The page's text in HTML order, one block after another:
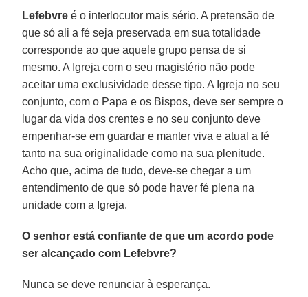
Lefebvre é o interlocutor mais sério. A pretensão de
que só ali a fé seja preservada em sua totalidade
corresponde ao que aquele grupo pensa de si
mesmo. A Igreja com o seu magistério não pode
aceitar uma exclusividade desse tipo. A Igreja no seu
conjunto, com o Papa e os Bispos, deve ser sempre o
lugar da vida dos crentes e no seu conjunto deve
empenhar-se em guardar e manter viva e atual a fé
tanto na sua originalidade como na sua plenitude.
Acho que, acima de tudo, deve-se chegar a um
entendimento de que só pode haver fé plena na
unidade com a Igreja.
O senhor está confiante de que um acordo pode
ser alcançado com Lefebvre?
Nunca se deve renunciar à esperança.